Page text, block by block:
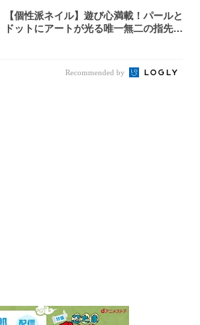
【個性派ネイル】遊び心満載！パールと
ドットにアートが光る唯一無二の指先が
Recommended by